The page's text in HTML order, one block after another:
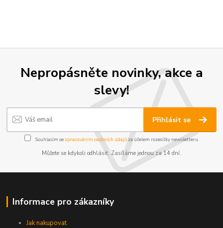
Nepropásněte novinky, akce a
slevy!
Přihlásit se
Souhlasím se zpracováním osobních údajůza účelem rozesílky newsletteru.
Můžete se kdykoli odhlásit. Zasíláme jednou za 14 dní.
Informace pro zákazníky
Jak nakupovat